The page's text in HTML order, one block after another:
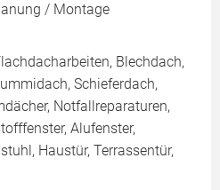
/ Montage
Blechdach,
Schieferdach,
Notfallreparaturen,
Alufenster,
Haustür, Terrassentür,